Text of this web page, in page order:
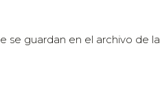
se guardan en el archivo de la